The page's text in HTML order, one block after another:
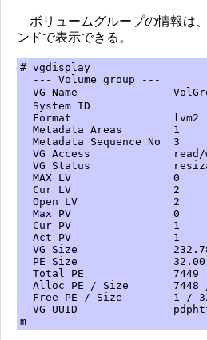
ボリュームグループの情報は
ンドで表示できる。
# vgdisplay
--- Volume group ---
VG Name
System ID
Format lvm2
Metadata Areas 1
Metadata Sequence No 3
VG Access read/
VG Status
MAX LV 0
Cur LV 2
Open LV 2
Max PV 0
Cur PV 1
Act PV 1
VG Size 232.78
PE Size 32.00
Total PE 7449
Alloc PE / Size 7448 /
Free PE / Size 1 /
VG UUID pdphtf-3rKe-
m